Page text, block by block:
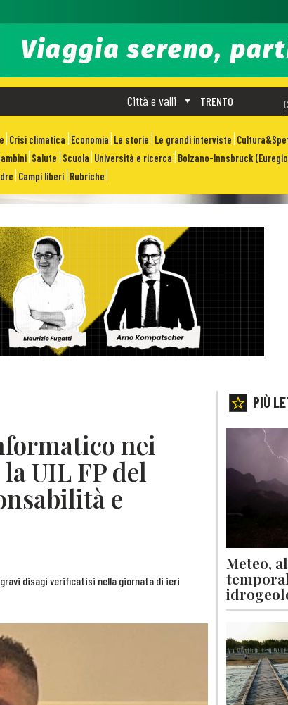
TRENTO
Città e valli
Crisi climatica Economia Le storie Le grandi interviste
Salute Scuola Università e ricerca Bolzano-Innsbruck
Campi liberi Rubriche
nei
UIL FP del
e
disagi verificatisi nella giornata di ieri
PIÙ
Meteo,